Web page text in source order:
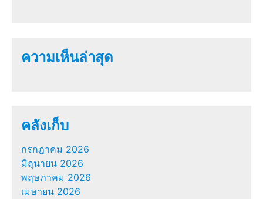
ความเห็นล่าสุด
คลังเก็บ
กรกฎาคม 2026
มิถุนายน 2026
พฤษภาคม 2026
เมษายน 2026